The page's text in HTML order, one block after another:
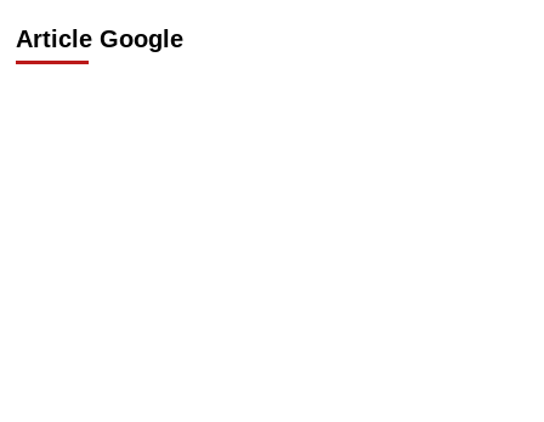
Article Google